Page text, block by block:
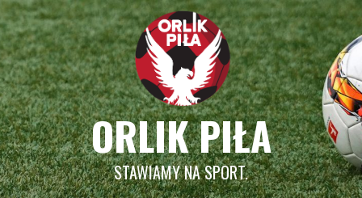
Skip
to
content
ORLIK PIŁA
STAWIAMY NA SPORT.